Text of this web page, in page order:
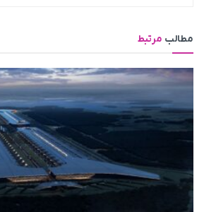
مطالب مرتبط